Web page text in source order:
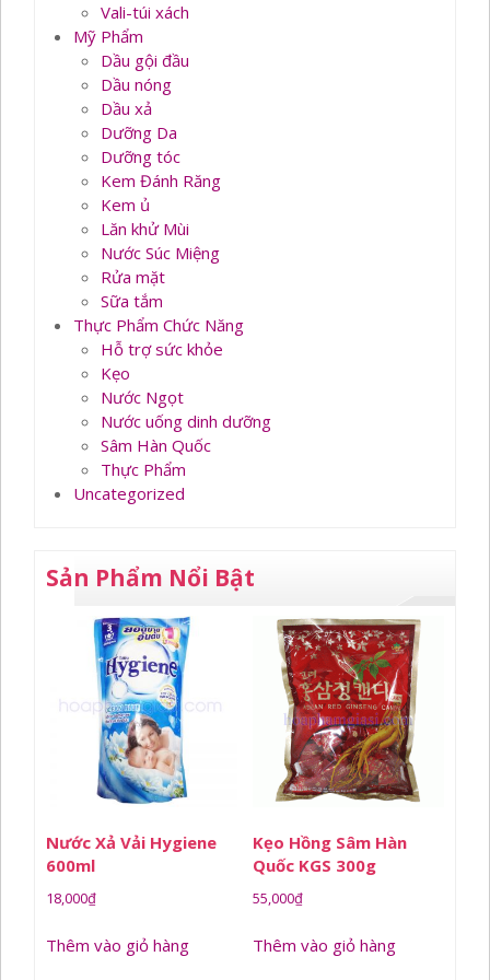
Vali-túi xách
Mỹ Phẩm
Dầu gội đầu
Dầu nóng
Dầu xả
Dưỡng Da
Dưỡng tóc
Kem Đánh Răng
Kem ủ
Lăn khử Mùi
Nước Súc Miệng
Rửa mặt
Sữa tắm
Thực Phẩm Chức Năng
Hỗ trợ sức khỏe
Kẹo
Nước Ngọt
Nước uống dinh dưỡng
Sâm Hàn Quốc
Thực Phẩm
Uncategorized
Sản Phẩm Nổi Bật
Nước Xả Vải Hygiene
600ml
18,000₫
Thêm vào giỏ hàng
Kẹo Hồng Sâm Hàn
Quốc KGS 300g
55,000₫
Thêm vào giỏ hàng